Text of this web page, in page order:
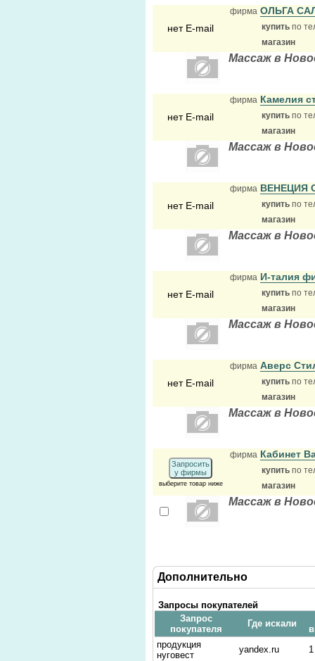
нет E-mail
фирма ОЛЬГА
купить по
магазин
Массаж в
нет E-mail
фирма Камелия
купить по
магазин
Массаж в
нет E-mail
фирма ВЕНЕЦИЯ
купить по
магазин
Массаж в
нет E-mail
фирма И-талия
купить по
магазин
Массаж в
нет E-mail
фирма Аверс
купить по
магазин
Массаж в
Запросить
у фирмы
выберите товар ниже
фирма Кабинет
купить по
магазин
Массаж в
Дополнительно
Запросы покупателей
Запрос
покупателя
Где искали
продукция
нуговест
yandex.ru
1